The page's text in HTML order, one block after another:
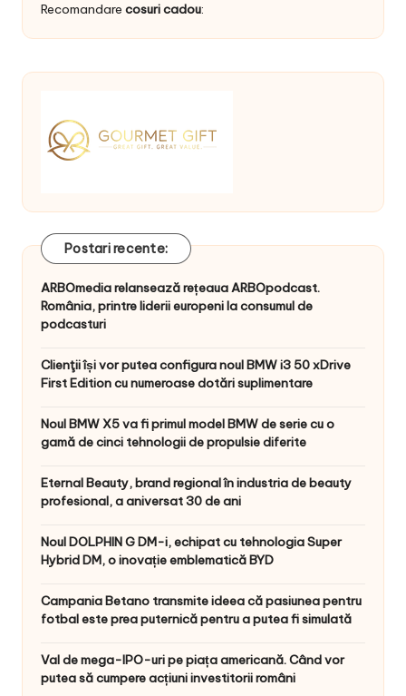
Recomandare cosuri cadou:
Postari recente:
ARBOmedia relansează rețeaua ARBOpodcast.
România, printre liderii europeni la consumul de
podcasturi
Clienţii își vor putea configura noul BMW i3 50 xDrive
First Edition cu numeroase dotări suplimentare
Noul BMW X5 va fi primul model BMW de serie cu o
gamă de cinci tehnologii de propulsie diferite
Eternal Beauty, brand regional în industria de beauty
profesional, a aniversat 30 de ani
Noul DOLPHIN G DM-i, echipat cu tehnologia Super
Hybrid DM, o inovație emblematică BYD
Campania Betano transmite ideea că pasiunea pentru
fotbal este prea puternică pentru a putea fi simulată
Val de mega-IPO-uri pe piața americană. Când vor
putea să cumpere acțiuni investitorii români